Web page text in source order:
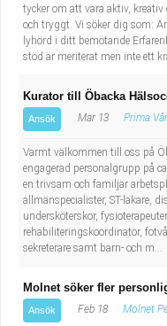
tycker om att vara aktiv,
och tryggt. Vi söker dig som:
lyhörd i ditt bemötande
stöd är meriterat men inte ett
Kurator till Öbacka
Ansök Mar 13 Prima
Varmt välkommen till oss på
engagerad personalgrupp på
en trivsam och familjär
allmänspecialister, ST-läkare,
undersköterskor,
rehabiliteringskoordinator,
sekreterare samt barn- och m...
Molnet söker fler
Ansök Feb 18 Molnet